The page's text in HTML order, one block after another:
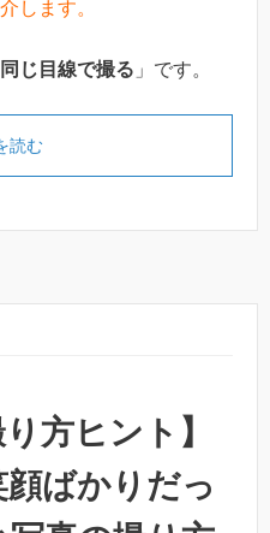
します。
じ目線で撮る 」です。
読む
方ヒント】
ばかりだっ